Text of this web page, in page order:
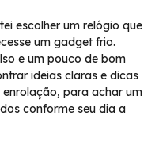
escolher um relógio que
um gadget frio.
e um pouco de bom
ideias claras e dicas
para achar um
conforme seu dia a